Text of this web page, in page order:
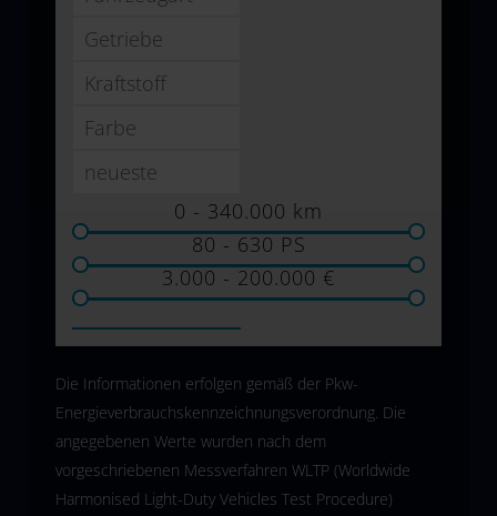
0 - 340.000 km
80 - 630 PS
3.000 - 200.000 €
Die Informationen erfolgen gemäß der Pkw-
Energieverbrauchskennzeichnungsverordnung. Die
angegebenen Werte wurden nach dem
vorgeschriebenen Messverfahren WLTP (Worldwide
Harmonised Light-Duty Vehicles Test Procedure)